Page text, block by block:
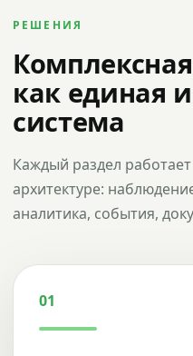
РЕШЕНИЯ
как единая
система
Каждый раздел
архитектуре:
аналитика, события,
01